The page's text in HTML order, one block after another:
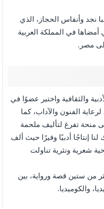
نجد وأنفاس الحجاز، الذي
التي أمضاها في المملكة العربية
إلى مصر.
والثقافية واختير عضوًا في
الفنون والآداب، كما
تفرغ لتأليف ملحمة
إنتاجًا أدبيًا وفيرًا حيث ألف
شعرية ونثرية تناولت
من ستين قصة ورواية، بين
والكوميديا.